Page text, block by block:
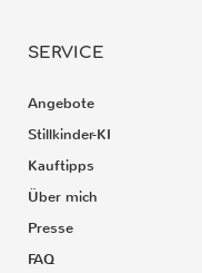
SERVICE
Angebote
Stillkinder-KI
Kauftipps
Über mich
Presse
FAQ